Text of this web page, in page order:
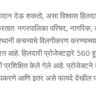
देऊ शकतो, असा विश्वास
नगरपालिका परिषद, नागरिक,
कचऱ्याचे विलगीकरण
आहे. हिलदारी प्रोजेक्टद्वारे 560
प्रशिक्षित केले गेले आहे. प्रोजेक्टने
उपकरणे आणि इतर असे फायदे